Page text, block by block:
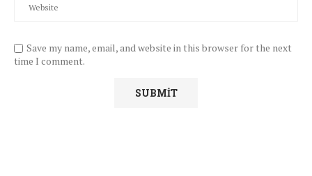
Save my name, email, and website in this browser for the next
time I comment.